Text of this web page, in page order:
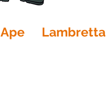
Ape Lambretta